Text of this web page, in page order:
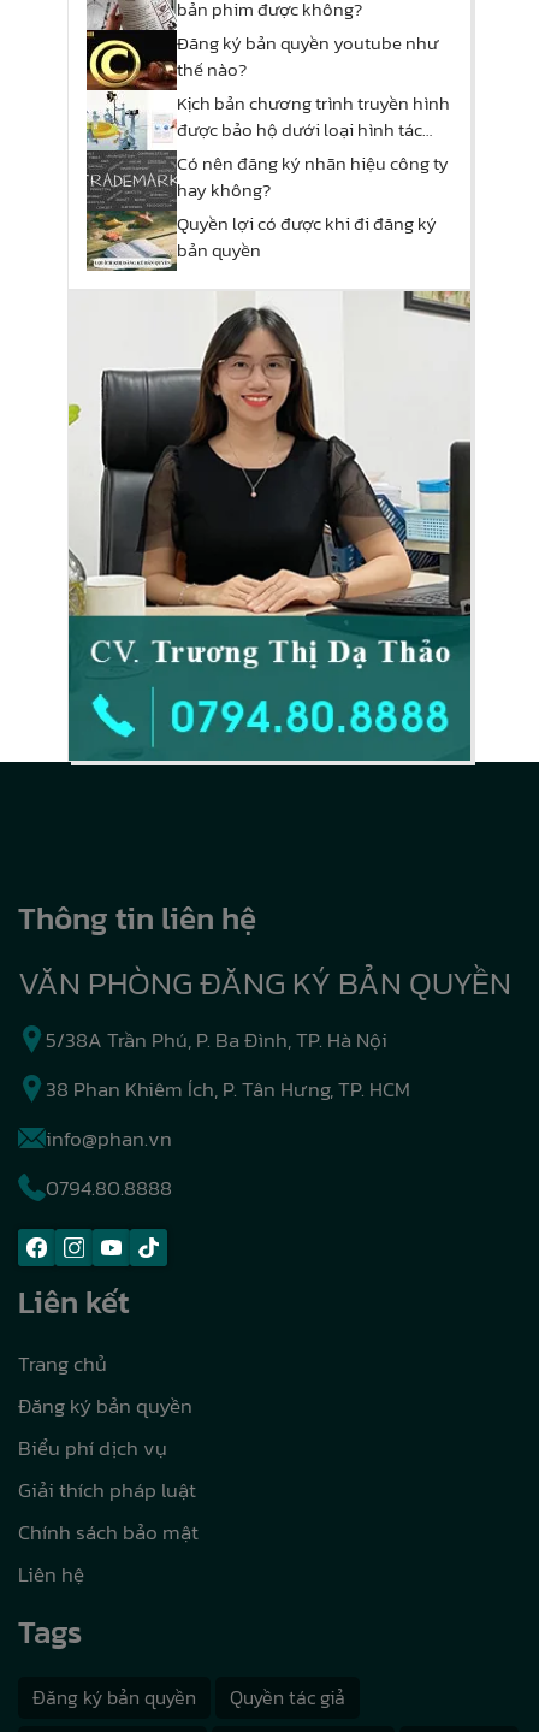
bản phim được không?
Đăng ký bản quyền youtube như
thế nào?
Kịch bản chương trình truyền hình
được bảo hộ dưới loại hình tác
phẩm nào?
Có nên đăng ký nhãn hiệu công ty
hay không?
Quyền​ ​lợi​ ​có​ ​được​ ​khi​ ​đi​ ​đăng​ ​ký​ ​
bản​ ​quyền
Thông tin liên hệ
VĂN PHÒNG ĐĂNG KÝ BẢN QUYỀN
5/38A Trần Phú, P. Ba Đình, TP. Hà Nội
38 Phan Khiêm Ích, P. Tân Hưng, TP. HCM
info@phan.vn
0794.80.8888
Liên kết
Trang chủ
Đăng ký bản quyền
Biểu phí dịch vụ
Giải thích pháp luật
Chính sách bảo mật
Liên hệ
Tags
Đăng ký bản quyền
Quyền tác giả